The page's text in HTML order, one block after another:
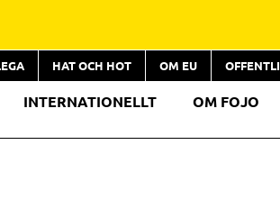
HAT OCH HOT OM EU
INTERNATIONELLT OM FOJO